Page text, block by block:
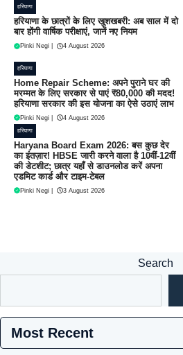
हरियाणा
हरियाणा के छात्रों के लिए खुशखबरी: अब साल में दो
बार होंगी वार्षिक परीक्षाएं, जानें नए नियम
Pinki Negi 4 August 2026
हरियाणा
Home Repair Scheme: अपने पुराने घर की
मरम्मत के लिए सरकार से पाएं ₹80,000 की मदद!
हरियाणा सरकार की इस योजना का ऐसे उठाएं लाभ
Pinki Negi 4 August 2026
हरियाणा
Haryana Board Exam 2026: बस कुछ देर
का इंतज़ार! HBSE जारी करने वाला है 10वीं-12वीं
की डेटशीट; छात्र यहाँ से डाउनलोड करें अपना
एडमिट कार्ड और टाइम-टेबल
Pinki Negi 3 August 2026
Search
Most Recent